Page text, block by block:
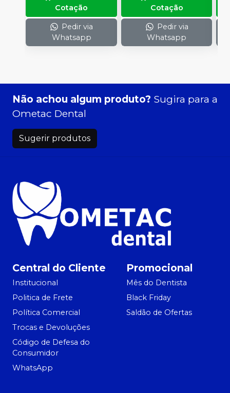
Cotação
Pedir via
Whatsapp
Cotação
Pedir via
Whatsapp
Não achou algum produto? Sugira para a
Ometac Dental
Sugerir produtos
Central do Cliente
Institucional
Politica de Frete
Política Comercial
Trocas e Devoluções
Código de Defesa do
Consumidor
WhatsApp
Promocional
Mês do Dentista
Black Friday
Saldão de Ofertas